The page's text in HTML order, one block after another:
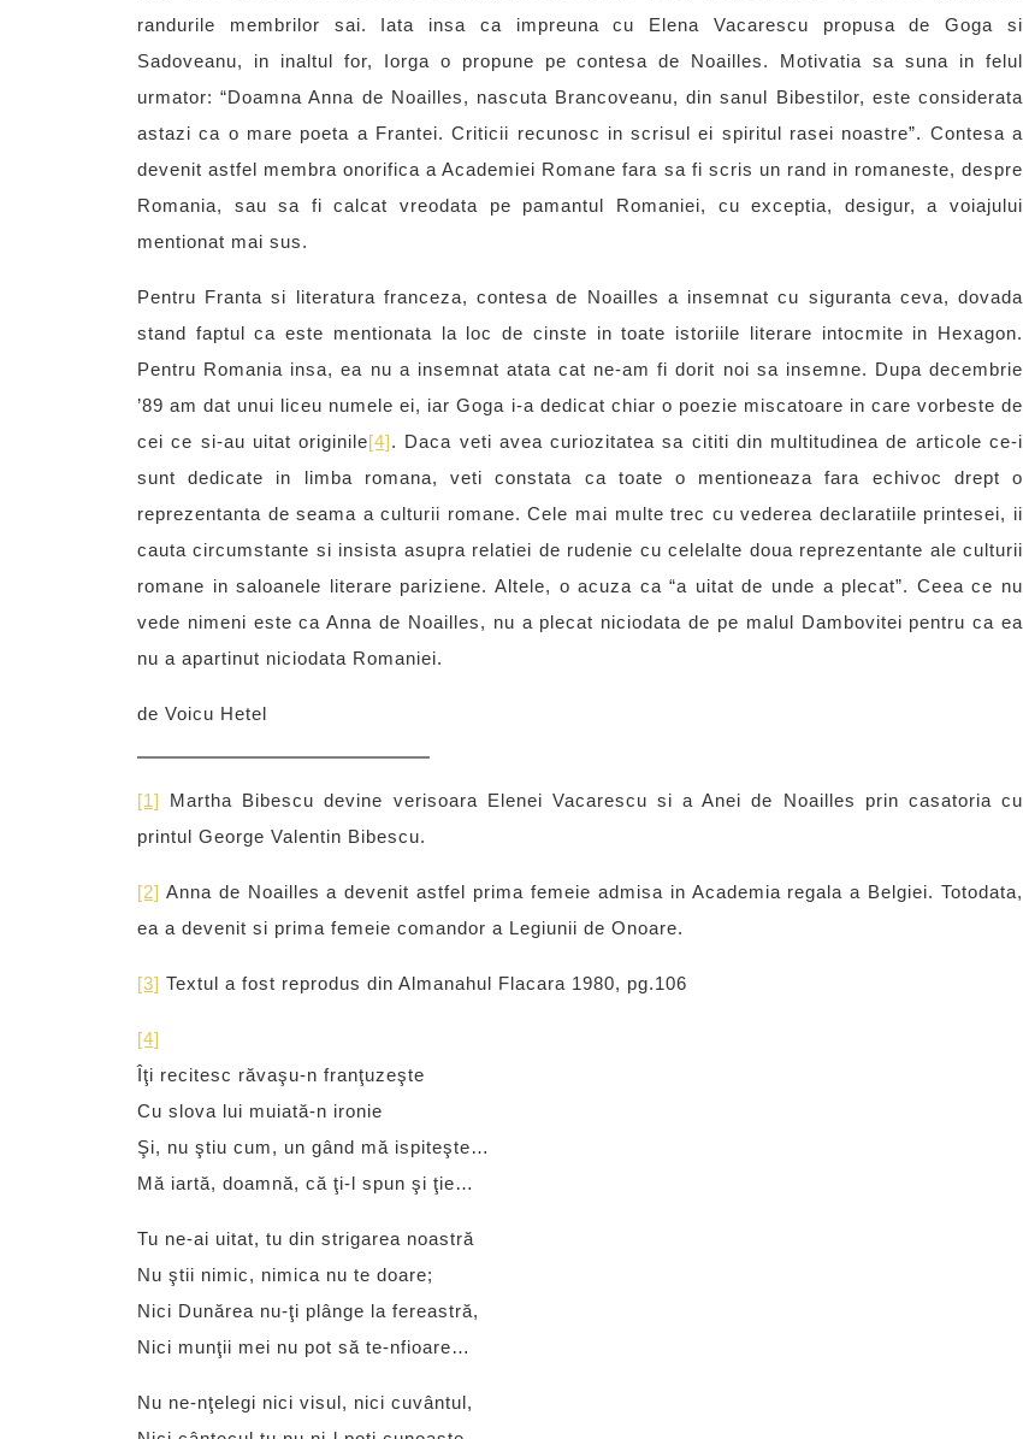
randurile membrilor sai. Iata insa ca impreuna cu Elena Vacarescu propusa de Goga si
Sadoveanu, in inaltul for, Iorga o propune pe contesa de Noailles. Motivatia sa suna in felul
urmator: “Doamna Anna de Noailles, nascuta Brancoveanu, din sanul Bibestilor, este considerata
astazi ca o mare poeta a Frantei. Criticii recunosc in scrisul ei spiritul rasei noastre”. Contesa a
devenit astfel membra onorifica a Academiei Romane fara sa fi scris un rand in romaneste, despre
Romania, sau sa fi calcat vreodata pe pamantul Romaniei, cu exceptia, desigur, a voiajului
mentionat mai sus.
Pentru Franta si literatura franceza, contesa de Noailles a insemnat cu siguranta ceva, dovada
stand faptul ca este mentionata la loc de cinste in toate istoriile literare intocmite in Hexagon.
Pentru Romania insa, ea nu a insemnat atata cat ne-am fi dorit noi sa insemne. Dupa decembrie
’89 am dat unui liceu numele ei, iar Goga i-a dedicat chiar o poezie miscatoare in care vorbeste de
cei ce si-au uitat originile[4]. Daca veti avea curiozitatea sa cititi din multitudinea de articole ce-i
sunt dedicate in limba romana, veti constata ca toate o mentioneaza fara echivoc drept o
reprezentanta de seama a culturii romane. Cele mai multe trec cu vederea declaratiile printesei, ii
cauta circumstante si insista asupra relatiei de rudenie cu celelalte doua reprezentante ale culturii
romane in saloanele literare pariziene. Altele, o acuza ca “a uitat de unde a plecat”. Ceea ce nu
vede nimeni este ca Anna de Noailles, nu a plecat niciodata de pe malul Dambovitei pentru ca ea
nu a apartinut niciodata Romaniei.
de Voicu Hetel
[1]
Martha Bibescu devine verisoara Elenei Vacarescu si a Anei de Noailles prin casatoria cu
printul George Valentin Bibescu.
[2] Anna de Noailles a devenit astfel prima femeie admisa in Academia regala a Belgiei. Totodata,
ea a devenit si prima femeie comandor a Legiunii de Onoare.
[3] Textul a fost reprodus din Almanahul Flacara 1980, pg.106
[4]
Îţi recitesc răvaşu-n franţuzeşte
Cu slova lui muiată-n ironie
Şi, nu ştiu cum, un gând mă ispiteşte…
Mă iartă, doamnă, că ţi-l spun şi ţie…
Tu ne-ai uitat, tu din strigarea noastră
Nu ştii nimic, nimica nu te doare;
Nici Dunărea nu-ţi plânge la fereastră,
Nici munţii mei nu pot să te-nfioare…
Nu ne-nţelegi nici visul, nici cuvântul,